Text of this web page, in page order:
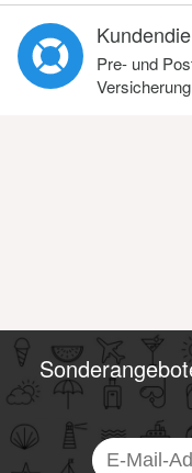
Pre- und
Versicherung